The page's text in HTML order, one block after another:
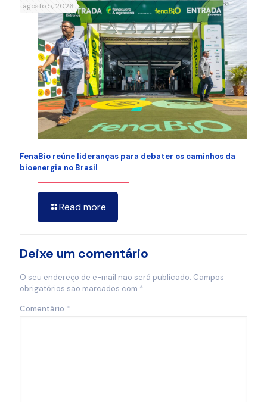
agosto 5, 2026
FenaBio reúne lideranças para debater os caminhos da
bioenergia no Brasil
Read more
Deixe um comentário
O seu endereço de e-mail não será publicado. Campos
obrigatórios são marcados com *
Comentário *